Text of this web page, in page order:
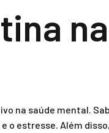
na
na saúde mental.
o estresse. Além